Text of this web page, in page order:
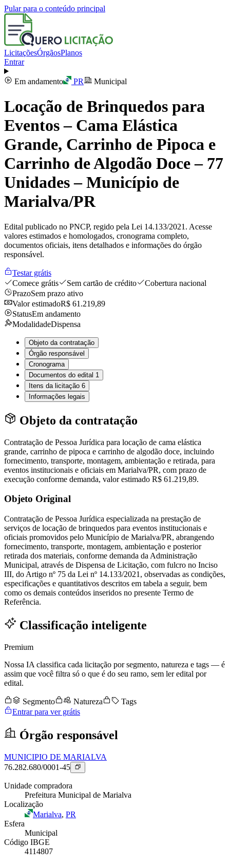
Pular para o conteúdo principal
LicitaçõesÓrgãosPlanos
Entrar
Em andamento PR Municipal
Locação de Brinquedos para
Eventos – Cama Elástica
Grande, Carrinho de Pipoca e
Carrinho de Algodão Doce – 77
Unidades – Município de
Marialva/PR
Edital publicado no PNCP, regido pela Lei 14.133/2021. Acesse
valores estimados e homologados, cronograma completo,
documentos oficiais, itens detalhados e informações do órgão
responsável.
Testar grátis
Comece grátis
Sem cartão de crédito
Cobertura nacional
PrazoSem prazo ativo
Valor estimadoR$ 61.219,89
StatusEm andamento
ModalidadeDispensa
Objeto da contratação
Órgão responsável
Cronograma
Documentos do edital 1
Itens da licitação 6
Informações legais
Objeto da contratação
Contratação de Pessoa Jurídica para locação de cama elástica
grande, carrinho de pipoca e carrinho de algodão doce, incluindo
fornecimento, transporte, montagem, ambientação e retirada, para
eventos institucionais e oficiais em Marialva/PR, com prazo de
execução conforme demanda, valor estimado R$ 61.219,89.
Objeto Original
Contratação de Pessoa Jurídica especializada na prestação de
serviços de locação de brinquedos para eventos institucionais e
oficiais promovidos pelo Município de Marialva/PR, abrangendo
fornecimento, transporte, montagem, ambientação e posterior
retirada dos materiais, conforme demanda da Administração
Municipal, através de Dispensa de Licitação, com fulcro no Inciso
III, do Artigo nº 75 da Lei nº 14.133/2021, observadas as condições,
especificações e quantitativos descritos em tabela a seguir, bem
como os demais conteúdos inseridos no presente Termo de
Referência.
Classificação inteligente
Premium
Nossa IA classifica cada licitação por segmento, natureza e tags — é
assim que você filtra só o que é do seu ramo, sem ler edital por
edital.
Segmento Natureza
Tags
Entrar para ver grátis
Órgão responsável
MUNICIPIO DE MARIALVA
76.282.680/0001-45
Unidade compradora
Prefeitura Municipal de Marialva
Localização
Marialva, PR
Esfera
Municipal
Código IBGE
4114807